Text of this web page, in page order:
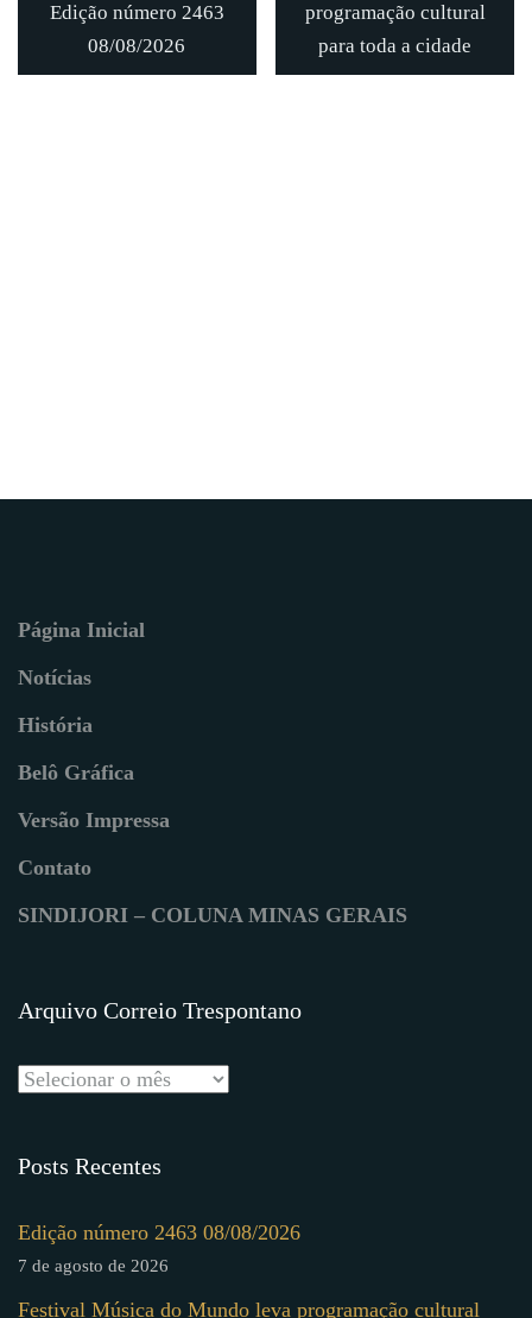
Edição número 2463
08/08/2026
programação cultural
para toda a cidade
Página Inicial
Notícias
História
Belô Gráfica
Versão Impressa
Contato
SINDIJORI – COLUNA MINAS GERAIS
Arquivo Correio Trespontano
Posts Recentes
Edição número 2463 08/08/2026
7 de agosto de 2026
Festival Música do Mundo leva programação cultural